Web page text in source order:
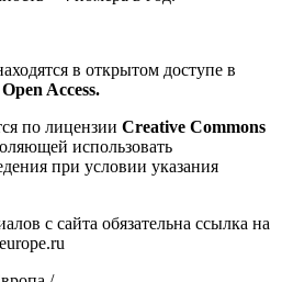
в открытом доступе в
Open Access.
по лицензии Creative Commons
использовать
при условии указания
с сайта обязательна ссылка на